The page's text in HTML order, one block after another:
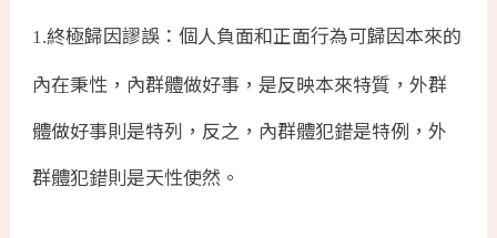
1.終極歸因謬誤：個人負面和正面行為可歸因本來的
內在秉性，內群體做好事，是反映本來特質，外群
體做好事則是特列，反之，內群體犯錯是特例，外
群體犯錯則是天性使然。